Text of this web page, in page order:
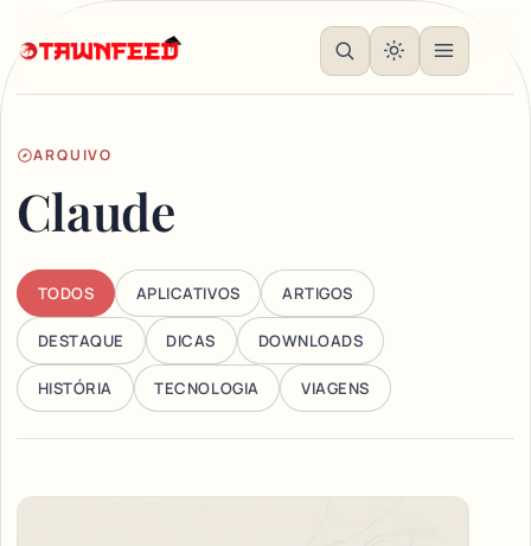
ARQUIVO
Claude
TODOS APLICATIVOS ARTIGOS
DESTAQUE DICAS DOWNLOADS
HISTÓRIA TECNOLOGIA VIAGENS
Articles